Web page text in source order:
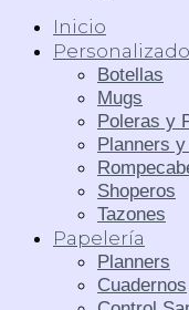
Inicio
Botellas
Mugs
Poleras y
Planners
Shoperos
Tazones
Papelería
Planners
Cuadernos